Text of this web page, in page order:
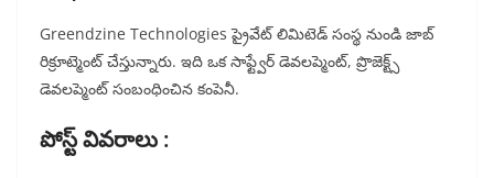
Greendzine Technologies ప్రైవేట్ లిమిటెడ్ సంస్థ నుండి జాబ్
రిక్రూట్మెంట్ చేస్తున్నారు. ఇది ఒక సాఫ్ట్వేర్ డెవలప్మెంట్, ప్రొజెక్ట్స్
డెవలప్మెంట్ సంబంధించిన కంపెనీ.
పోస్ట్ వివరాలు :